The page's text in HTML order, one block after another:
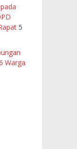
5
Warga